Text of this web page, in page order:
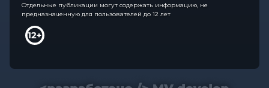
Отдельные публикации могут содержать информацию, не
предназначенную для пользователей до 12 лет